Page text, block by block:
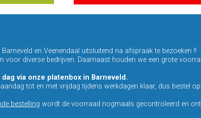
en Veenendaal uitsluitend na afspraak te bezoeken !!
voor diverse bedrijven. Daarnaast houden we een grote
via onze platenbox in Barneveld.
tot en met vrijdag tijdens werkdagen klaar, dus bestel
bestelling wordt de voorraad nogmaals gecontroleerd en